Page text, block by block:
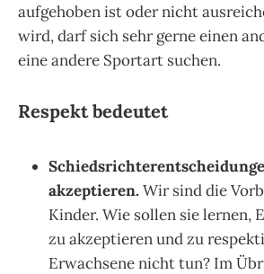
aufgehoben ist oder nicht
wird, darf sich sehr gerne einen
eine andere Sportart suchen.
Respekt bedeutet
akzeptieren. Wir sind die
Kinder. Wie sollen sie lernen,
zu akzeptieren und zu
Erwachsene nicht tun? Im